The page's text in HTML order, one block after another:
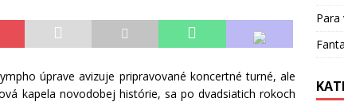
úprave avizuje pripravované koncertné turné, ale
kapela novodobej histórie, sa po dvadsiatich rokoch
Para